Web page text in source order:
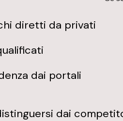
diretti da privati
dai portali
dai